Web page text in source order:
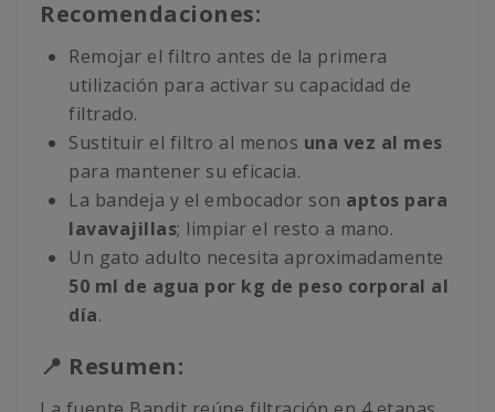
Recomendaciones:
Remojar el filtro antes de la primera
utilización para activar su capacidad de
filtrado.
Sustituir el filtro al menos una vez al mes
para mantener su eficacia.
La bandeja y el embocador son aptos para
lavavajillas; limpiar el resto a mano.
Un gato adulto necesita aproximadamente
50 ml de agua por kg de peso corporal al
día.
📍 Resumen: